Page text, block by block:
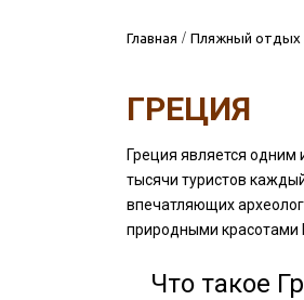
Главная / Пляжный отдых
ГРЕЦИЯ
Греция является одним
тысячи туристов
впечатляющих
природными красотами
Что такое